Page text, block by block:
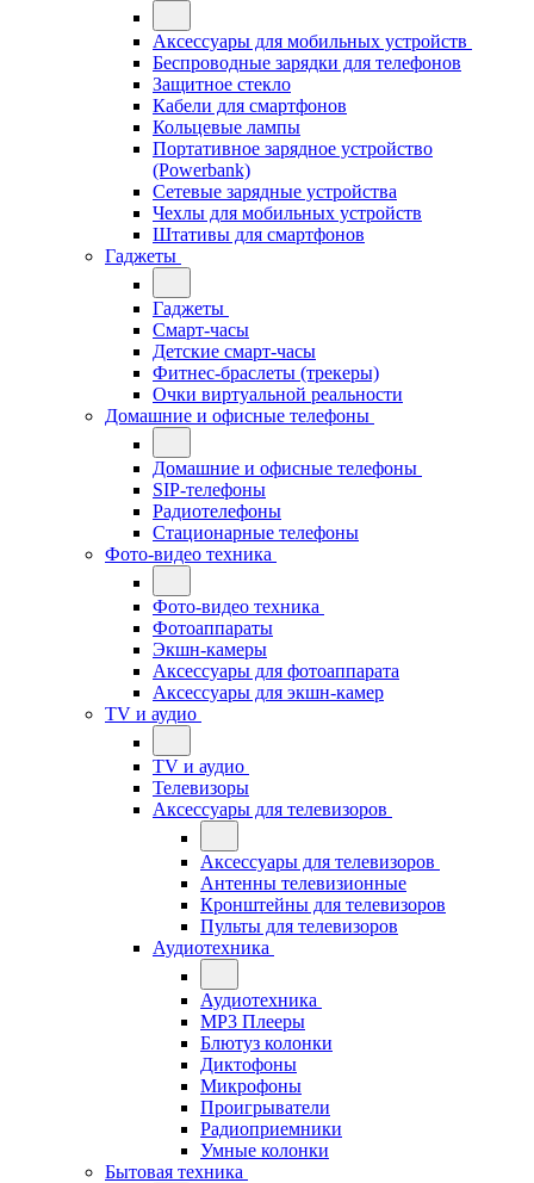
Аксессуары для мобильных устройств
Беспроводные зарядки для телефонов
Защитное стекло
Кабели для смартфонов
Кольцевые лампы
Портативное зарядное устройство
(Powerbank)
Сетевые зарядные устройства
Чехлы для мобильных устройств
Штативы для смартфонов
Гаджеты
Гаджеты
Смарт-часы
Детские смарт-часы
Фитнес-браслеты (трекеры)
Очки виртуальной реальности
Домашние и офисные телефоны
Домашние и офисные телефоны
SIP-телефоны
Радиотелефоны
Стационарные телефоны
Фото-видео техника
Фото-видео техника
Фотоаппараты
Экшн-камеры
Аксессуары для фотоаппарата
Аксессуары для экшн-камер
TV и аудио
TV и аудио
Телевизоры
Аксессуары для телевизоров
Аксессуары для телевизоров
Антенны телевизионные
Кронштейны для телевизоров
Пульты для телевизоров
Аудиотехника
Аудиотехника
MP3 Плееры
Блютуз колонки
Диктофоны
Микрофоны
Проигрыватели
Радиоприемники
Умные колонки
Бытовая техника